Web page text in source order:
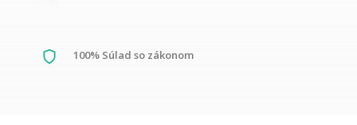
100% Súlad so zákonom